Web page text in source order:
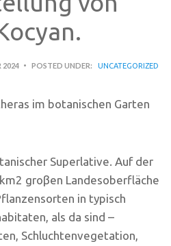
2024 POSTED UNDER:
UNCATEGORIZED
im botanischen Garten
Superlative. Auf der
groβen Landesoberfläche
in typisch
als da sind –
Schluchtenvegetation,